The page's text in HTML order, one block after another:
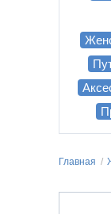
Главная /